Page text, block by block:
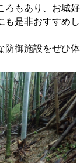
ろもあり、お城好
も是非おすすめし
防御施設をぜひ体